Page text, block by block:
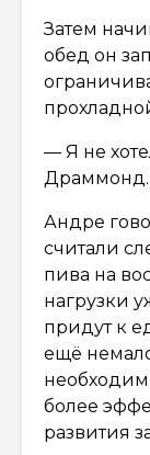
Затем
обед он
— Я не
Драммонд.
Андре
считали
пива на
нагрузки
придут к
ещё
более
развития